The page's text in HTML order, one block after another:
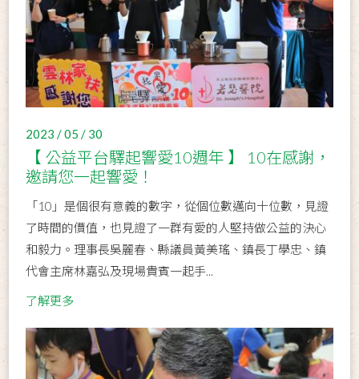
2023 / 05 / 30
【 公益平台驛起響愛10週年 】 10在感謝，
邀請您一起響愛！
「10」是個很有意義的數字，從個位數邁向十位數，見證
了時間的價值，也見證了一群有愛的人堅持做公益的決心
和毅力。理事長吳麗春、縣議員黃美瑤、鎮長丁學忠、鎮
代會主席林嘉弘及現場貴賓一起手...
了解更多